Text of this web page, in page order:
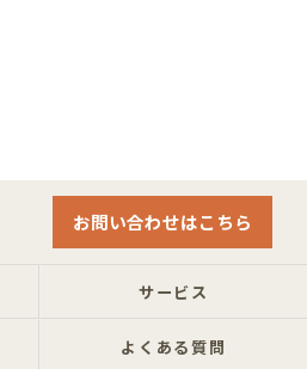
お問い合わせはこちら
サービス
よくある質問